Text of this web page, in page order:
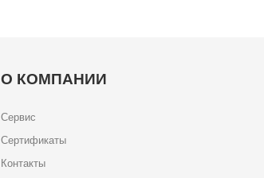
О КОМПАНИИ
Сервис
Сертификаты
Контакты